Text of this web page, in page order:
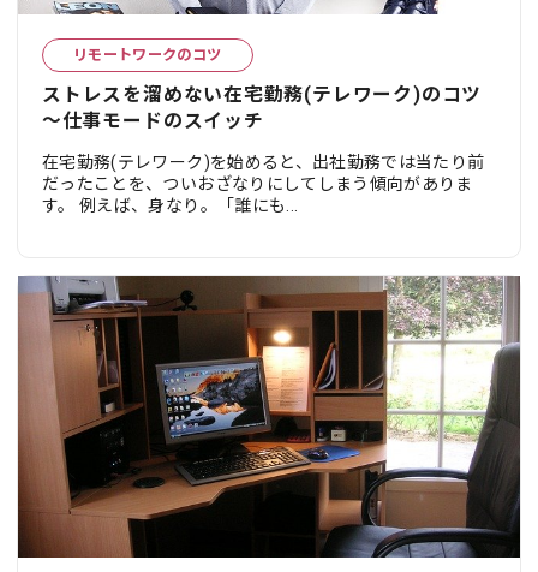
リモートワークのコツ
ストレスを溜めない在宅勤務(テレワーク)のコツ
～仕事モードのスイッチ
在宅勤務(テレワーク)を始めると、出社勤務では当たり前
だったことを、ついおざなりにしてしまう傾向がありま
す。 例えば、身なり。「誰にも...